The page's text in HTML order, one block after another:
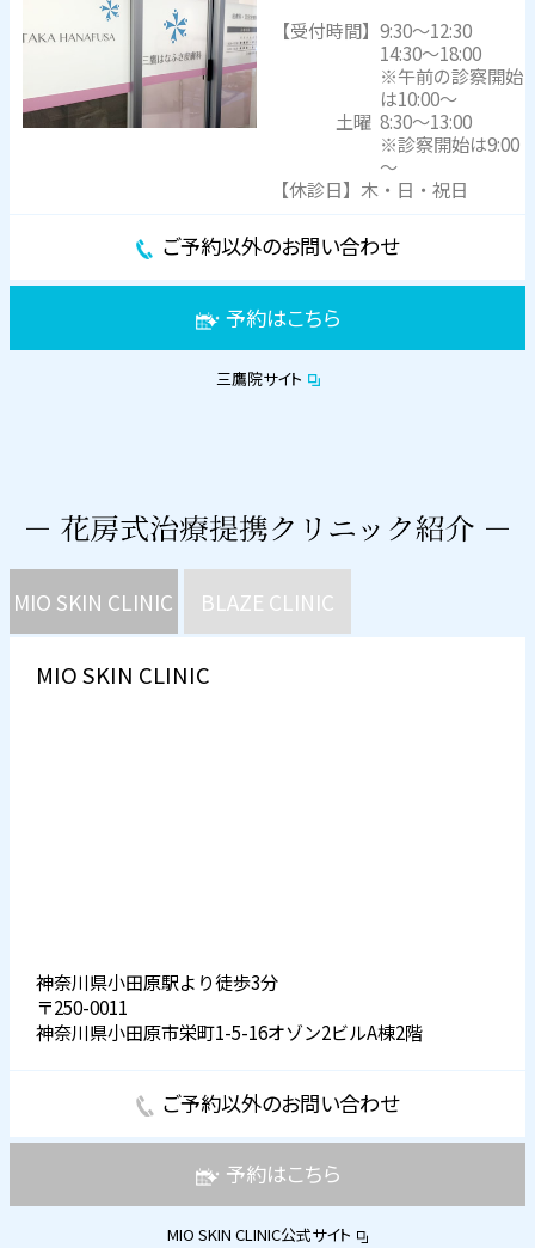
【受付時間】9:30～12:30
14:30～18:00
※午前の診察開始
は10:00～
土曜 8:30～13:00
※診察開始は9:00
～
【休診日】木・日・祝日
ご予約以外のお問い合わせ
予約はこちら
三鷹院サイト
MIO SKIN CLINIC BLAZE CLINIC
MIO SKIN CLINIC
神奈川県小田原駅より徒歩3分
〒250-0011
神奈川県小田原市栄町1-5-16オゾン2ビルA棟2階
ご予約以外のお問い合わせ
予約はこちら
MIO SKIN CLINIC公式サイト